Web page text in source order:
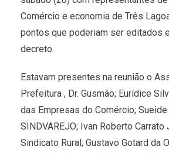
Comércio e economia de Três
pontos que poderiam ser editados
decreto.
Estavam presentes na reunião o
Prefeitura , Dr. Gusmão; Eurídice
das Empresas do Comércio; Sueide
SINDVAREJO; Ivan Roberto Carrato
Sindicato Rural; Gustavo Gotard da